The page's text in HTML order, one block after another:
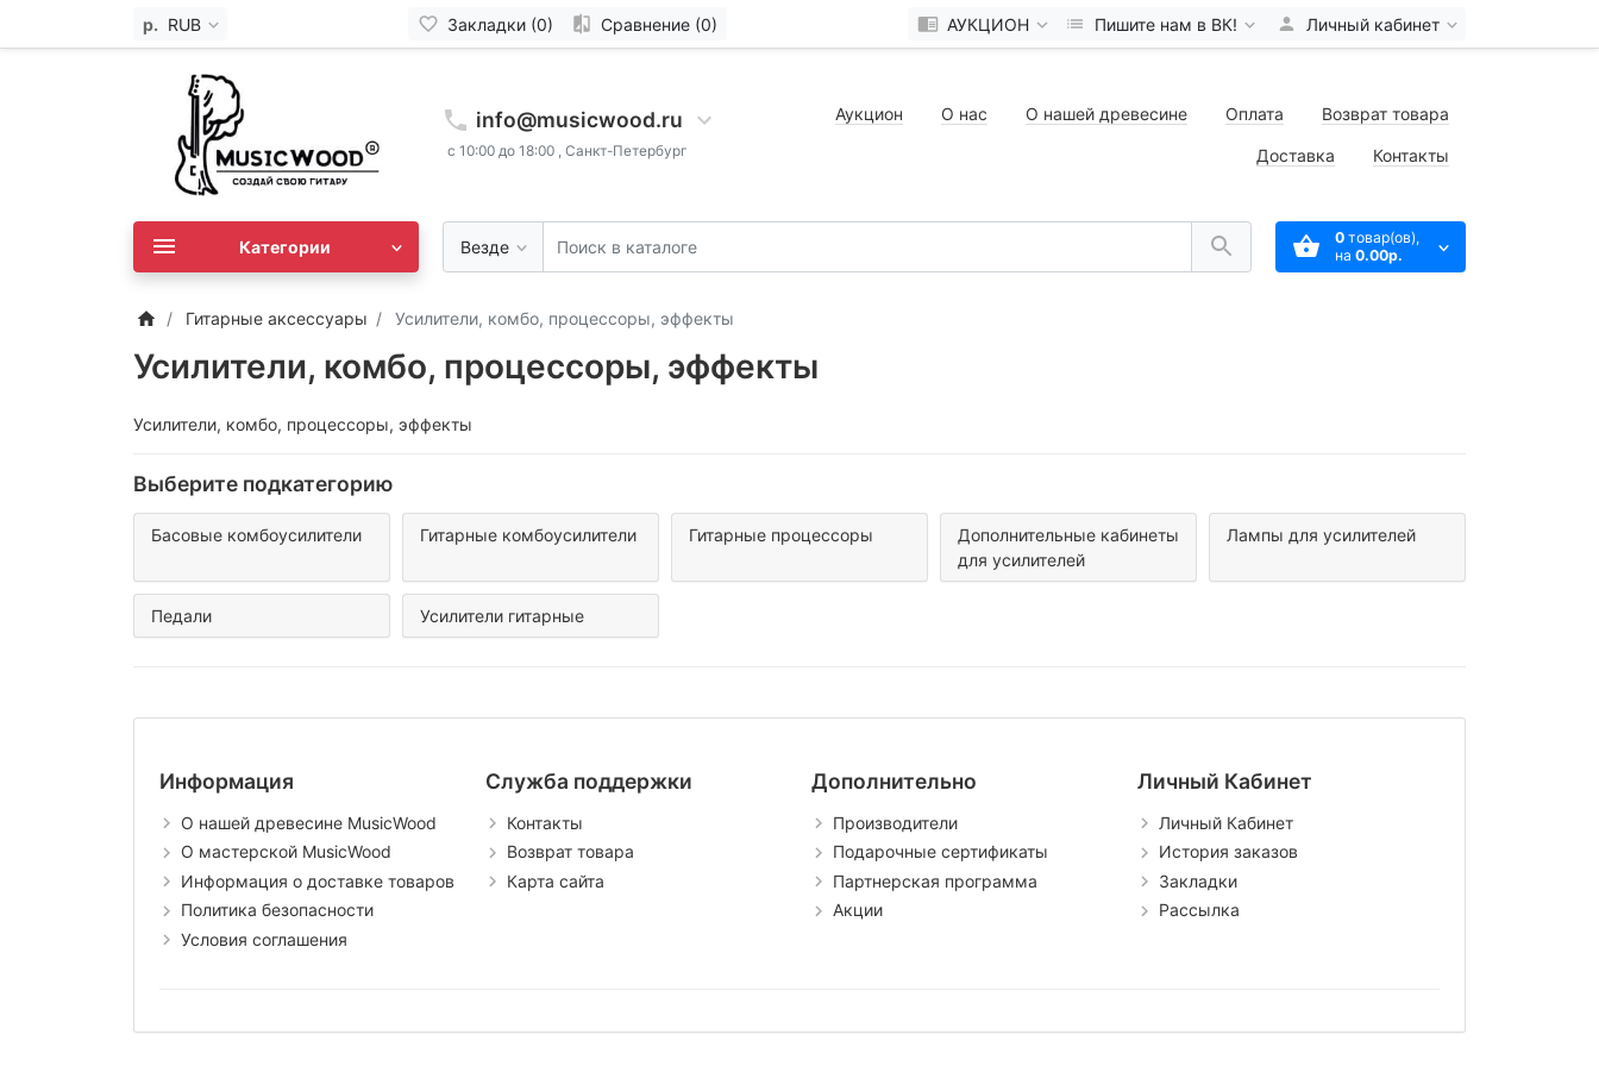
р. RUB Закладки (0) Сравнение (0) АУКЦИОН Пишите нам в ВК! Личный кабинет
info@musicwood.ru
с 10:00 до 18:00 , Санкт-Петербург
Аукцион О нас О нашей древесине Оплата Возврат товара
Доставка Контакты
Везде 0 товар(ов),
на 0.00р.
Категории
Гитарные аксессуары Усилители, комбо, процессоры, эффекты
Усилители, комбо, процессоры, эффекты
Усилители, комбо, процессоры, эффекты
Выберите подкатегорию
Басовые комбоусилители Гитарные комбоусилители Гитарные процессоры
Дополнительные кабинеты
для усилителей
Лампы для усилителей
Педали Усилители гитарные
Информация
О нашей древесине MusicWood
О мастерской MusicWood
Информация о доставке товаров
Политика безопасности
Условия соглашения
Служба поддержки
Контакты
Возврат товара
Карта сайта
Дополнительно
Производители
Подарочные сертификаты
Партнерская программа
Акции
Личный Кабинет
Личный Кабинет
История заказов
Закладки
Рассылка